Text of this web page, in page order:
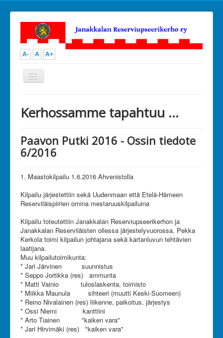
A- A A+
Vaihda
navigointi
Toiminta
Kilpailutoiminta
Kerhoillat ja perheretket
Muu toiminta
Kalenteri
Ota yhteyttä
Liity jäseneksi
Olet tässä: JanRU
Paavon Putki 2016 - Ossin tiedote 6/2016
Kerhossamme tapahtuu ...
Paavon Putki 2016 - Ossin tiedote
6/2016
1. Maastokilpailu 1.6.2016 Ahvenistolla
Kilpailu järjestettiin sekä Uudenmaan että Etelä-Hämeen
Reserviläispiirien omina mestaruuskilpailuina
Kilpailu toteutettiin Janakkalan Reserviupseerikerhon ja
Janakkalan Reserviläisten ollessa järjestelyvuorossa. Pekka
Kerkola toimi kilpailun johtajana sekä kartanluvun tehtävien
laatijana.
Muu kilpailutoimikunta:
* Jari Järvinen suunnistus
* Seppo Jortikka (res) ammunta
* Matti Vainio tuloslaskenta, toimisto
* Miikka Maunula sihteeri (muutti Keski-Suomeen)
* Reino Nivalainen (res) liikenne, paikoitus, järjestys
* Ossi Niemi kanttiini
* Arto Tiainen "kaiken vara"
* Jari Hirvimäki (res) "kaiken vara"